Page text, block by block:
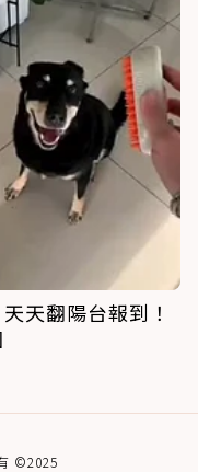
天翻陽台報到！
©2025